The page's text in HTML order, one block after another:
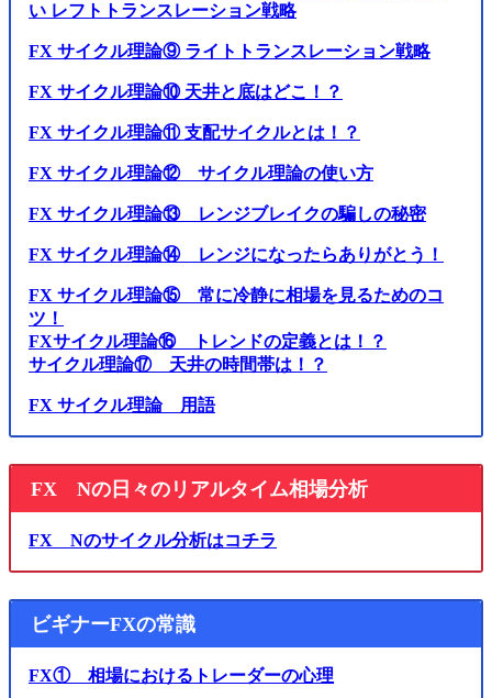
い レフトトランスレーション戦略
FX サイクル理論⑨ ライトトランスレーション戦略
FX サイクル理論⑩ 天井と底はどこ！？
FX サイクル理論⑪ 支配サイクルとは！？
FX サイクル理論⑫ サイクル理論の使い方
FX サイクル理論⑬ レンジブレイクの騙しの秘密
FX サイクル理論⑭ レンジになったらありがとう！
FX サイクル理論⑮ 常に冷静に相場を見るためのコ
ツ！
FXサイクル理論⑯ トレンドの定義とは！？
サイクル理論⑰ 天井の時間帯は！？
FX サイクル理論 用語
FX Nの日々のリアルタイム相場分析
FX Nのサイクル分析はコチラ
ビギナーFXの常識
FX① 相場におけるトレーダーの心理